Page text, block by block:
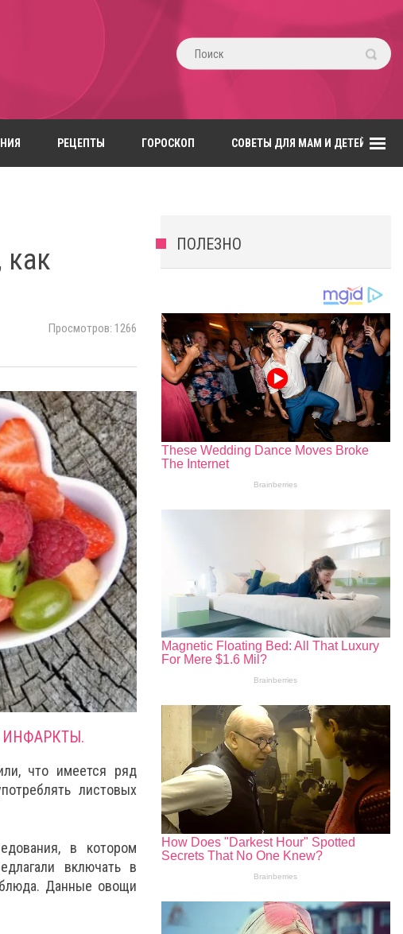
РЕЦЕПТЫ ГОРОСКОП СОВЕТЫ ДЛЯ МАМ И ДЕТЕЙ
как
Просмотров: 1266
что имеется ряд
листовых
в котором
включать в
Данные овощи
ПОЛЕЗНО